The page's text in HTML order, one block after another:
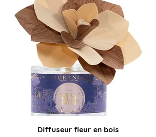
Diffuseur fleur en bois